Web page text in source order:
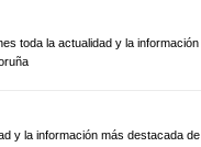
toda la actualidad y la información
y la información más destacada de